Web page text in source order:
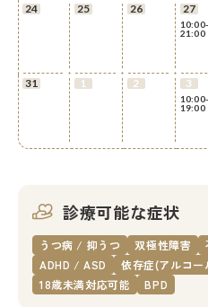
24
31
25
1
26
2
27
10:00-
21:00
3
10:00-
19:00
診療可能な症状
うつ病 / 抑うつ 双極性障害
ADHD / ASD
依存症(アルコ
18歳未満対応可能
BPD